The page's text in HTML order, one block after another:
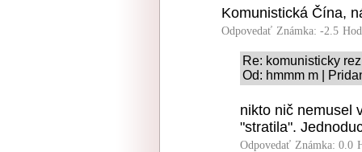
Komunistická Čína,
Odpovedať Známka: -2.5
Re: komunisticky
Od: hmmm m |
nikto nič nemusel
"stratila".
Odpovedať Známka: 0.0